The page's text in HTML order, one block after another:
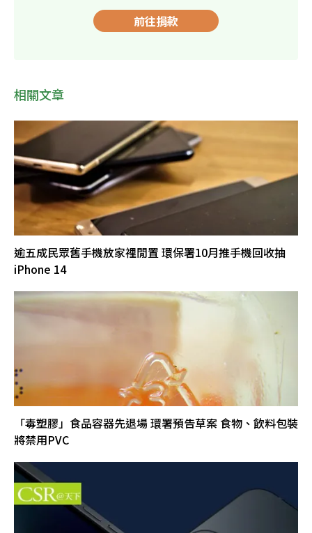
前往捐款
相關文章
逾五成民眾舊手機放家裡閒置 環保署10月推手機回收抽
iPhone 14
「毒塑膠」食品容器先退場 環署預告草案 食物、飲料包裝
將禁用PVC